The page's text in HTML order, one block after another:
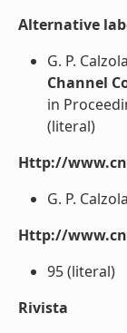
Alternative
G. P.
Channel
in
(literal)
Http://
G. P.
Http://
95 (literal)
Rivista